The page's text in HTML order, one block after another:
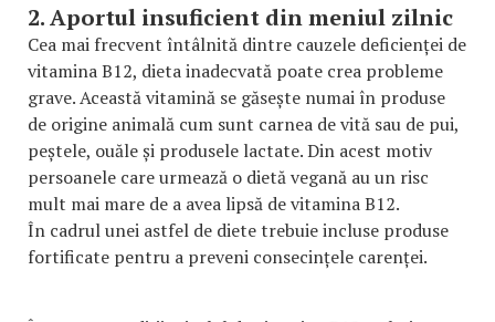
2. Aportul insuficient din meniul zilnic
Cea mai frecvent întâlnită dintre cauzele deficienței de
vitamina B12, dieta inadecvată poate crea probleme
grave. Această vitamină se găsește numai în produse
de origine animală cum sunt carnea de vită sau de pui,
peștele, ouăle și produsele lactate. Din acest motiv
persoanele care urmează o dietă vegană au un risc
mult mai mare de a avea lipsă de vitamina B12.
În cadrul unei astfel de diete trebuie incluse produse
fortificate pentru a preveni consecințele carenței.